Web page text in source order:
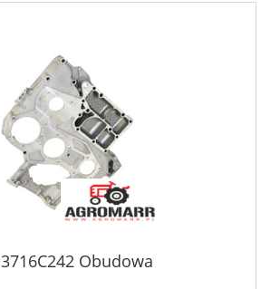
3716C242 Obudowa